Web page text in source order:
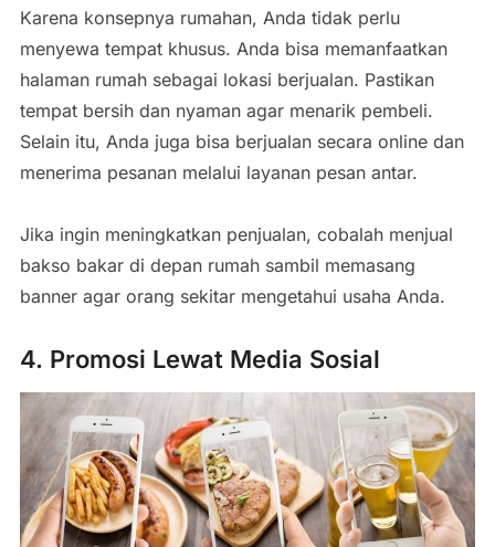
Karena konsepnya rumahan, Anda tidak perlu
menyewa tempat khusus. Anda bisa memanfaatkan
halaman rumah sebagai lokasi berjualan. Pastikan
tempat bersih dan nyaman agar menarik pembeli.
Selain itu, Anda juga bisa berjualan secara online dan
menerima pesanan melalui layanan pesan antar.
Jika ingin meningkatkan penjualan, cobalah menjual
bakso bakar di depan rumah sambil memasang
banner agar orang sekitar mengetahui usaha Anda.
4. Promosi Lewat Media Sosial